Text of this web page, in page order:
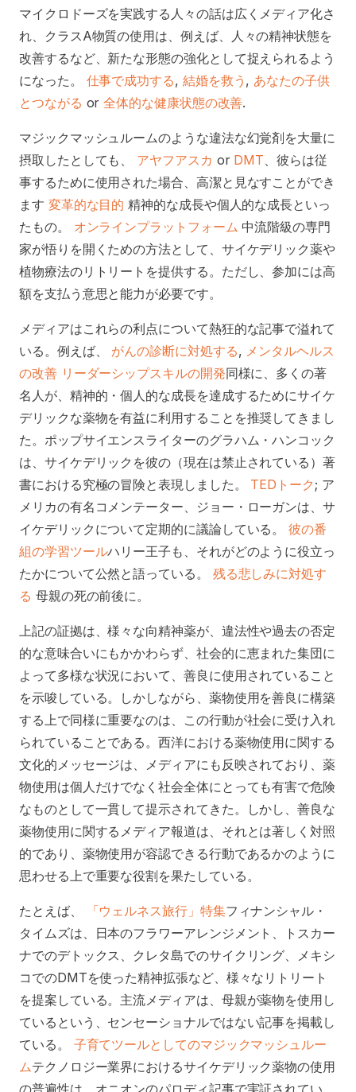
マイクロドーズを実践する人々の話は広くメディア化さ
れ、クラスA物質の使用は、例えば、人々の精神状態を
改善するなど、新たな形態の強化として捉えられるよう
になった。 仕事で成功する, 結婚を救う , あなたの子供
とつながる or全体的な健康状態の改善.
マジックマッシュルームのような違法な幻覚剤を大量に
摂取したとしても、 アヤフアスカ or DMT、彼らは従
事するために使用された場合、高潔と見なすことができ
ます 変革的な目的 精神的な成長や個人的な成長といっ
たもの。 オンラインプラットフォーム 中流階級の専門
家が悟りを開くための方法として、サイケデリック薬や
植物療法のリトリートを提供する。ただし、参加には高
額を支払う意思と能力が必要です。
メディアはこれらの利点について熱狂的な記事で溢れて
いる。例えば、 がんの診断に対処する, メンタルヘルス
の改善 リーダーシップスキルの開発同様に、多くの著
名人が、精神的・個人的な成長を達成するためにサイケ
デリックな薬物を有益に利用することを推奨してきまし
た。ポップサイエンスライターのグラハム・ハンコック
は、サイケデリックを彼の（現在は禁止されている）著
書における究極の冒険と表現しました。 TEDトーク ; ア
メリカの有名コメンテーター、ジョー・ローガンは、サ
イケデリックについて定期的に議論している。彼の番
組の学習ツールハリー王子も、それがどのように役立っ
たかについて公然と語っている。 残る悲しみに対処す
る 母親の死の前後に。
上記の証拠は、様々な向精神薬が、違法性や過去の否定
的な意味合いにもかかわらず、社会的に恵まれた集団に
よって多様な状況において、善良に使用されていること
を示唆している。しかしながら、薬物使用を善良に構築
する上で同様に重要なのは、この行動が社会に受け入れ
られていることである。西洋における薬物使用に関する
文化的メッセージは、メディアにも反映されており、薬
物使用は個人だけでなく社会全体にとっても有害で危険
なものとして一貫して提示されてきた。しかし、善良な
薬物使用に関するメディア報道は、それとは著しく対照
的であり、薬物使用が容認できる行動であるかのように
思わせる上で重要な役割を果たしている。
たとえば、 「ウェルネス旅行」特集フィナンシャル・
タイムズは、日本のフラワーアレンジメント、トスカー
ナでのデトックス、クレタ島でのサイクリング、メキシ
コでのDMTを使った精神拡張など、様々なリトリート
を提案している。主流メディアは、母親が薬物を使用し
ているという、センセーショナルではない記事を掲載し
ている。 子育てツールとしてのマジックマッシュルー
ムテクノロジー業界におけるサイケデリック薬物の使用
の普遍性は、オニオンのパロディ記事で実証されてい